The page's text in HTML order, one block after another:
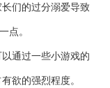
们的过分溺爱导致
点。
通过一些小游戏的
欲的强烈程度。